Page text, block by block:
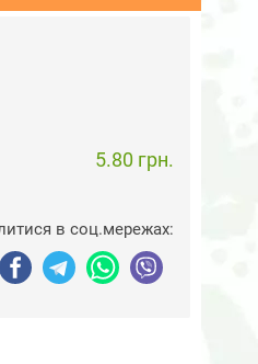
5.80 грн.
в соц.мережах: